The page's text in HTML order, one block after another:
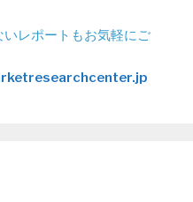
レポートもお気軽にご